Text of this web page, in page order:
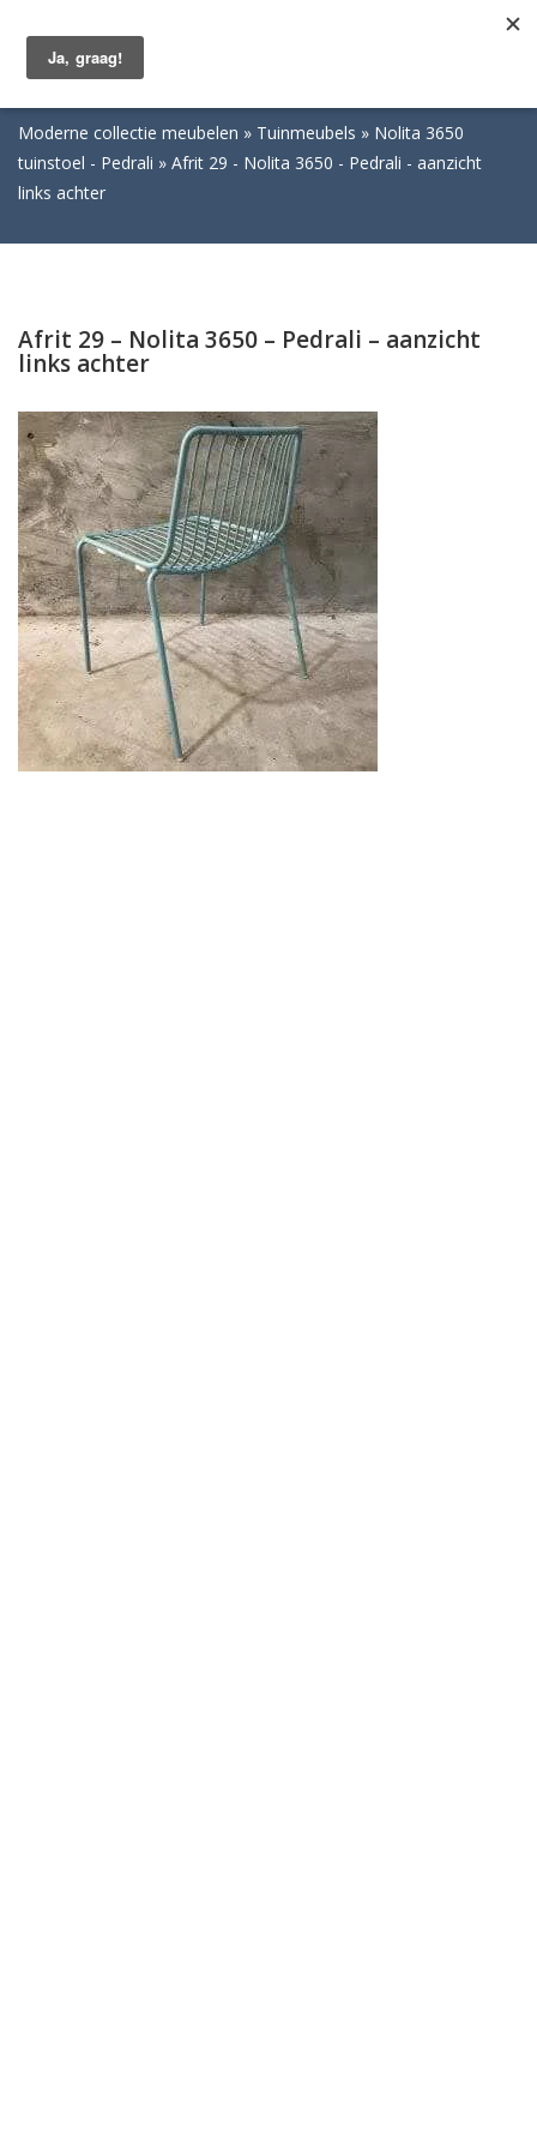
Moderne collectie meubelen Tuinmeubels
Nolita 3650
tuinstoel - Pedrali
Afrit 29 - Nolita 3650 - Pedrali - aanzicht
links achter
Afrit 29 – Nolita 3650 – Pedrali – aanzicht
links achter